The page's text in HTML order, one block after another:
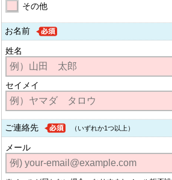
その他
お名前
姓名
セイメイ
ご連絡先 （いずれか1つ以上）
メール